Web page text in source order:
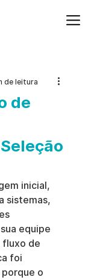
de
de leitura
inicial,
sistemas,
equipe
fluxo de
foi
o